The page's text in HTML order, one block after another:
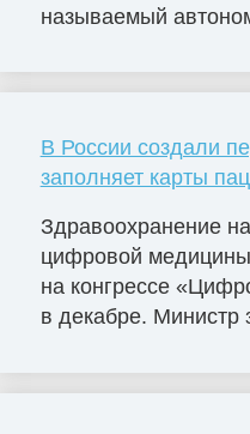
называемый
В России создали
заполняет карты
Здравоохранение
цифровой
на конгрессе
в декабре. Министр